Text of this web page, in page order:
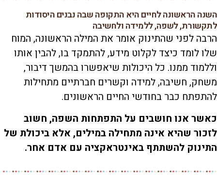
השנה הראשונה לחיים היא התקופה שבה נבנים היסודות
לתקשורת, לשפה, ללמידה ולחשיבה
הרבה לפני שהתינוק אומר את המילה הראשונה, המוח
שלו לומד כיצד לקלוט מידע, להתמקד בו, להבין אותו
וללמוד ממנו. כל היכולות שיאפשרו בהמשך דיבור,
משחק, חשיבה, למידה וקשרים חברתיים מתחילות
להתפתח כבר בחודשי החיים הראשונים.
כאשר אנו חושבים על התפתחות השפה, חשוב
לזכור שהיא אינה מתחילה במילים, אלא ביכולת של
התינוק להשתתף באינטראקציה עם אדם אחר.